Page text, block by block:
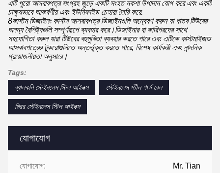
যোগাযোগ
যোগাযোগ: Mr. Tian
এটি পুরো আসবাবপত্র সংগ্রহ জুড়ে একটি সংহত নকশা উপাদান যোগ করে এবং একটি
চাক্ষুষভাবে আকর্ষণীয় এবং ইউনিফাইড চেহারা তৈরি করে.
8কাস্টম ডিজাইনঃ কাস্টম আসবাবপত্র ডিজাইনগুলি অন্বেষণ করুন যা ধাতব টিউবের
অনন্য বৈশিষ্ট্যগুলি সম্পূর্ণরূপে ব্যবহার করে।ডিজাইনার বা কারিগরদের সাথে
সহযোগিতা করুন যারা টিউবের বহুমুখিতা ব্যবহার করতে পারে এবং এটিকে কাস্টমাইজড
আসবাবপত্রের টুকরোগুলিতে অন্তর্ভুক্ত করতে পারে, বিশেষ কার্যকরী এবং নান্দনিক
প্রয়োজনীয়তা অনুসারে।
Tags:
ব্যালকনি স্টেইনলেস স্টিল আইনক্স
স্টেইনলেস স্টীল গার্ড রেল
মিরর স্টেইনলেস স্টিল আইনক্স